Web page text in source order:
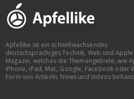
Apfellike ist ein schnellwachsendes
deutschsprachiges Technik, Web und Apple
Magazin, welches die Themengebiete, wie
iPhone, iPad, Mac, Google, Facebook oder
Form von Artikeln, News und Videos